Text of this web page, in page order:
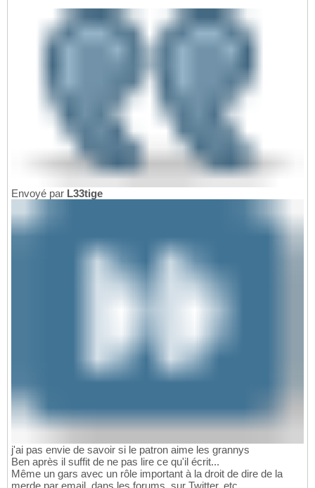
Envoyé par L33tige
j'ai pas envie de savoir si le patron aime les grannys
Ben après il suffit de ne pas lire ce qu'il écrit...
Même un gars avec un rôle important à la droit de dire de la
merde par email, dans les forums, sur Twitter, etc.